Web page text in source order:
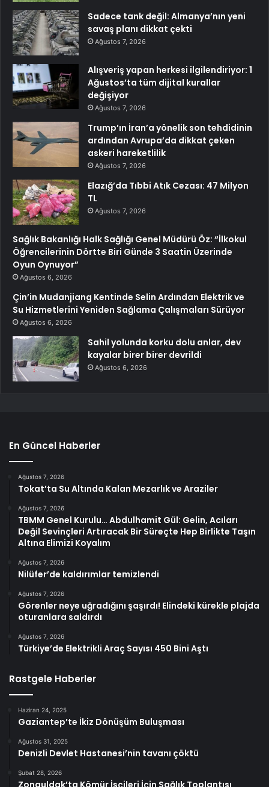
Sadece tank değil: Almanya’nın yeni
savaş planı dikkat çekti
Ağustos 7, 2026
Alışveriş yapan herkesi ilgilendiriyor: 1
Ağustos’ta tüm dijital kurallar
değişiyor
Ağustos 7, 2026
Trump’ın İran’a yönelik son tehdidinin
ardından Avrupa’da dikkat çeken
askeri hareketlilik
Ağustos 7, 2026
Elazığ’da Tıbbi Atık Cezası: 47 Milyon
TL
Ağustos 7, 2026
Sağlık Bakanlığı Halk Sağlığı Genel Müdürü Öz: “İlkokul
Öğrencilerinin Dörtte Biri Günde 3 Saatin Üzerinde
Oyun Oynuyor”
Ağustos 6, 2026
Çin’in Mudanjiang Kentinde Selin Ardından Elektrik ve
Su Hizmetlerini Yeniden Sağlama Çalışmaları Sürüyor
Ağustos 6, 2026
Sahil yolunda korku dolu anlar, dev
kayalar birer birer devrildi
Ağustos 6, 2026
En Güncel Haberler
Ağustos 7, 2026
Tokat’ta Su Altında Kalan Mezarlık ve Araziler
Ağustos 7, 2026
TBMM Genel Kurulu… Abdulhamit Gül: Gelin, Acıları
Değil Sevinçleri Artıracak Bir Süreçte Hep Birlikte Taşın
Altına Elimizi Koyalım
Ağustos 7, 2026
Nilüfer’de kaldırımlar temizlendi
Ağustos 7, 2026
Görenler neye uğradığını şaşırdı! Elindeki kürekle plajda
oturanlara saldırdı
Ağustos 7, 2026
Türkiye’de Elektrikli Araç Sayısı 450 Bini Aştı
Rastgele Haberler
Haziran 24, 2025
Gaziantep’te İkiz Dönüşüm Buluşması
Ağustos 31, 2025
Denizli Devlet Hastanesi’nin tavanı çöktü
Şubat 28, 2026